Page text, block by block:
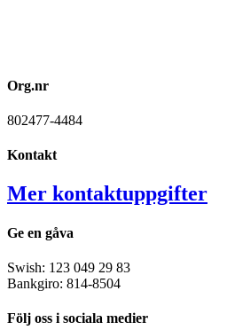
Org.nr
802477-4484
Kontakt
Mer kontaktuppgifter
Ge en gåva
Swish: 123 049 29 83
Bankgiro: 814-8504
Följ oss i sociala medier